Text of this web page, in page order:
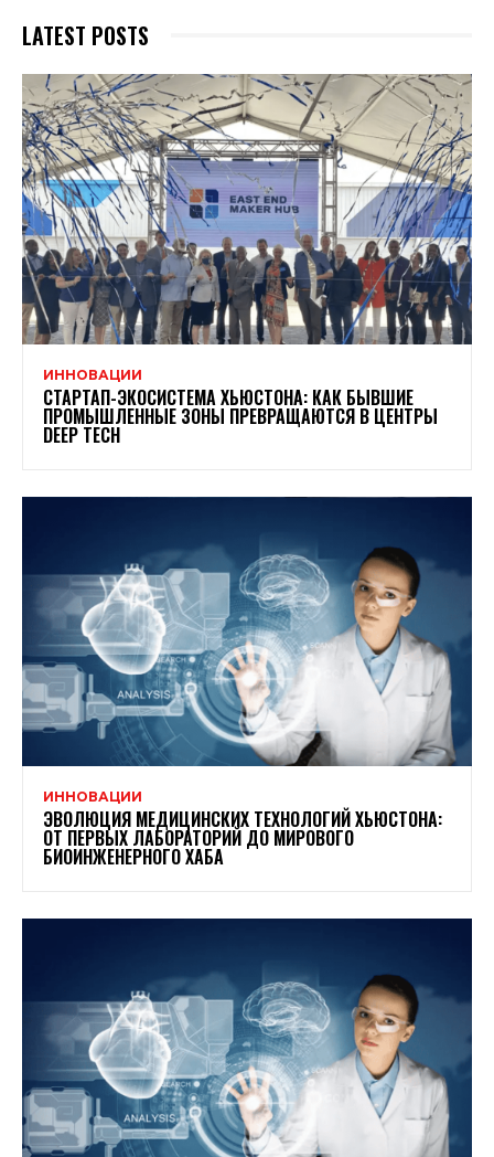
LATEST POSTS
ИННОВАЦИИ
СТАРТАП-ЭКОСИСТЕМА ХЬЮСТОНА: КАК БЫВШИЕ
ПРОМЫШЛЕННЫЕ ЗОНЫ ПРЕВРАЩАЮТСЯ В ЦЕНТРЫ
DEEP TECH
ИННОВАЦИИ
ЭВОЛЮЦИЯ МЕДИЦИНСКИХ ТЕХНОЛОГИЙ ХЬЮСТОНА:
ОТ ПЕРВЫХ ЛАБОРАТОРИЙ ДО МИРОВОГО
БИОИНЖЕНЕРНОГО ХАБА